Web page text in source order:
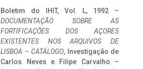
Boletim do IHIT, Vol. L, 1992 –
DOCUMENTAÇÃO SOBRE AS
FORTIFICAÇÕES DOS AÇORES
EXISTENTES NOS ARQUIVOS DE
LISBOA – CATÁLOGO, Investigação de
Carlos Neves e Filipe Carvalho –